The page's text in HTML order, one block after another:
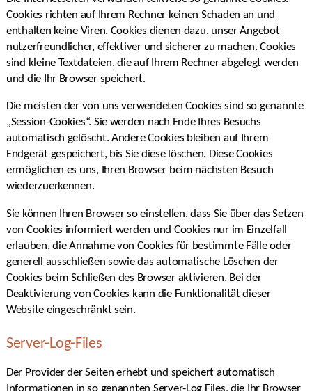
Cookies richten auf Ihrem Rechner keinen Schaden an und
enthalten keine Viren. Cookies dienen dazu, unser Angebot
nutzerfreundlicher, effektiver und sicherer zu machen. Cookies
sind kleine Textdateien, die auf Ihrem Rechner abgelegt werden
und die Ihr Browser speichert.
Die meisten der von uns verwendeten Cookies sind so genannte
„Session-Cookies“. Sie werden nach Ende Ihres Besuchs
automatisch gelöscht. Andere Cookies bleiben auf Ihrem
Endgerät gespeichert, bis Sie diese löschen. Diese Cookies
ermöglichen es uns, Ihren Browser beim nächsten Besuch
wiederzuerkennen.
Sie können Ihren Browser so einstellen, dass Sie über das Setzen
von Cookies informiert werden und Cookies nur im Einzelfall
erlauben, die Annahme von Cookies für bestimmte Fälle oder
generell ausschließen sowie das automatische Löschen der
Cookies beim Schließen des Browser aktivieren. Bei der
Deaktivierung von Cookies kann die Funktionalität dieser
Website eingeschränkt sein.
Server-Log-Files
Der Provider der Seiten erhebt und speichert automatisch